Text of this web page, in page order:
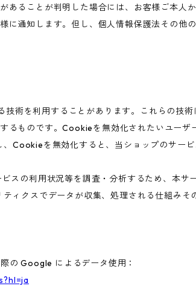
あることが判明した場合には、お客様ご本人
に通知します。但し、個人情報保護法その他
術を利用することがあります。これらの技
るものです。Cookieを無効化されたいユーザ
Cookieを無効化すると、当ショップのサー
スの利用状況等を調査・分析するため、本サ
ィクスでデータが収集、処理される仕組み
の Google によるデータ使用：